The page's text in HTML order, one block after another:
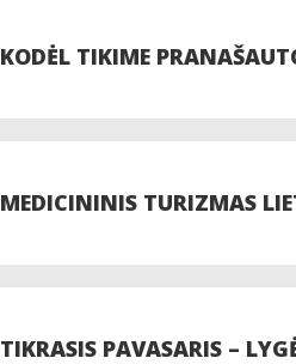
KODĖL TIKIME
MEDICININIS TURIZMAS
TIKRASIS PAVASARIS –